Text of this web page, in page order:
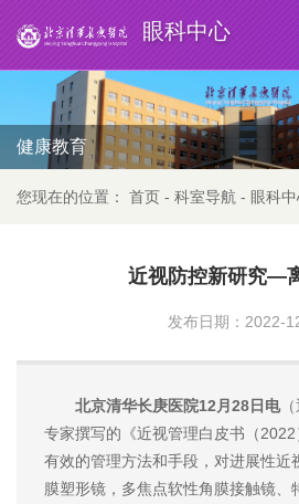
眼科中心
健康教育
您现在的位置： 首页 - 科室导航 - 眼科
近视防控新研究—
发布日期：2022-
北京清华长庚医院12月28日电（
专家撰写的《近视管理白皮书（
有效的管理方法和手段，对进展性近
膜塑形镜，多焦点软性角膜接触镜、